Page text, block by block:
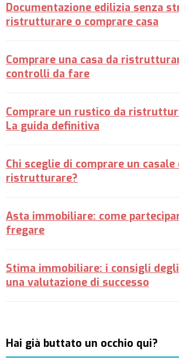
Documentazione edilizia senza
ristrutturare o comprare casa
Comprare una casa da
controlli da fare
Comprare un rustico da
La guida definitiva
Chi sceglie di comprare un casale
ristrutturare?
Asta immobiliare: come
fregare
Stima immobiliare: i consigli
una valutazione di successo
Hai già buttato un occhio qui?